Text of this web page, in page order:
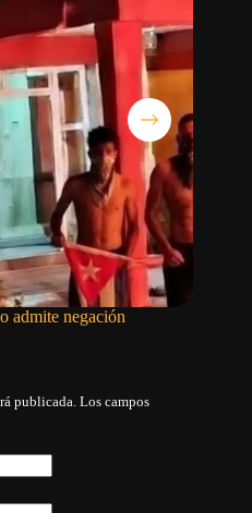
admite negación
publicada. Los campos